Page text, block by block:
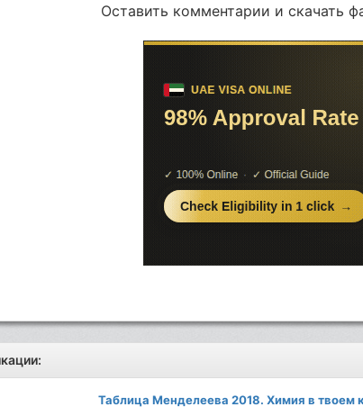
Оставить комментарии и скачать
Таблица Менделеева 2018. Химия в твоем